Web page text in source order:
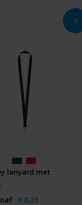
lanyard met
€ 0,23